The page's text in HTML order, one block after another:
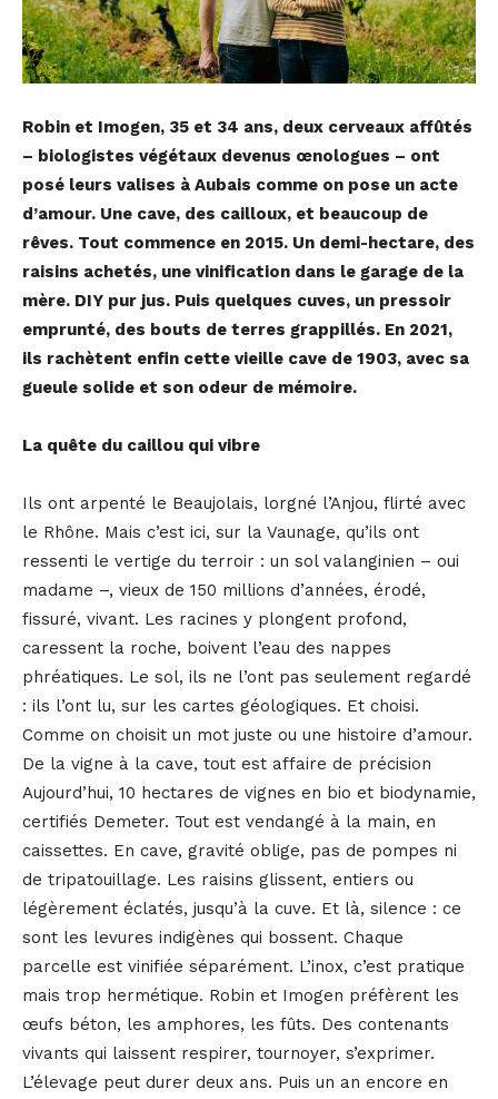
Robin et Imogen, 35 et 34 ans, deux cerveaux affûtés
– biologistes végétaux devenus œnologues – ont
posé leurs valises à Aubais comme on pose un acte
d’amour. Une cave, des cailloux, et beaucoup de
rêves. Tout commence en 2015. Un demi-hectare, des
raisins achetés, une vinification dans le garage de la
mère. DIY pur jus. Puis quelques cuves, un pressoir
emprunté, des bouts de terres grappillés. En 2021,
ils rachètent enfin cette vieille cave de 1903, avec sa
gueule solide et son odeur de mémoire.
La quête du caillou qui vibre
Ils ont arpenté le Beaujolais, lorgné l’Anjou, flirté avec
le Rhône. Mais c’est ici, sur la Vaunage, qu’ils ont
ressenti le vertige du terroir : un sol valanginien – oui
madame –, vieux de 150 millions d’années, érodé,
fissuré, vivant. Les racines y plongent profond,
caressent la roche, boivent l’eau des nappes
phréatiques. Le sol, ils ne l’ont pas seulement regardé
: ils l’ont lu, sur les cartes géologiques. Et choisi.
Comme on choisit un mot juste ou une histoire d’amour.
De la vigne à la cave, tout est affaire de précision
Aujourd’hui, 10 hectares de vignes en bio et biodynamie,
certifiés Demeter. Tout est vendangé à la main, en
caissettes. En cave, gravité oblige, pas de pompes ni
de tripatouillage. Les raisins glissent, entiers ou
légèrement éclatés, jusqu’à la cuve. Et là, silence : ce
sont les levures indigènes qui bossent. Chaque
parcelle est vinifiée séparément. L’inox, c’est pratique
mais trop hermétique. Robin et Imogen préfèrent les
œufs béton, les amphores, les fûts. Des contenants
vivants qui laissent respirer, tournoyer, s’exprimer.
L’élevage peut durer deux ans. Puis un an encore en